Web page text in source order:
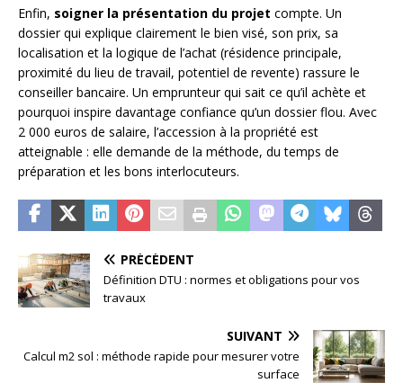
Enfin, soigner la présentation du projet compte. Un
dossier qui explique clairement le bien visé, son prix, sa
localisation et la logique de l’achat (résidence principale,
proximité du lieu de travail, potentiel de revente) rassure le
conseiller bancaire. Un emprunteur qui sait ce qu’il achète et
pourquoi inspire davantage confiance qu’un dossier flou. Avec
2 000 euros de salaire, l’accession à la propriété est
atteignable : elle demande de la méthode, du temps de
préparation et les bons interlocuteurs.
PRÉCÉDENT
Définition DTU : normes et obligations pour vos
travaux
SUIVANT
Calcul m2 sol : méthode rapide pour mesurer votre
surface